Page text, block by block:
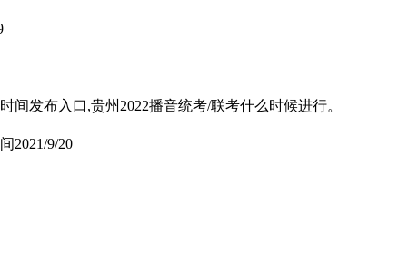
间发布入口,贵州2022播音统考/联考什么时候进行。
2021/9/20